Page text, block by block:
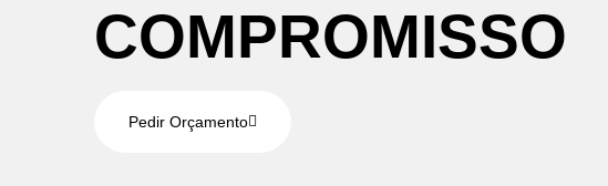
COMPROMISSO
Pedir Orçamento